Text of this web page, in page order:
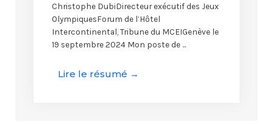
Christophe DubiDirecteur exécutif des Jeux
OlympiquesForum de l’Hôtel
Intercontinental, Tribune du MCEIGenève le
19 septembre 2024 Mon poste de ...
Lire le résumé →